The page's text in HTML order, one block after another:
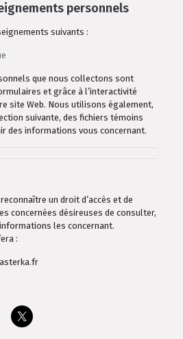
personnels
suivants :
que nous collectons sont
et grâce à l’interactivité
site Web. Nous utilisons également,
suivante, des fichiers témoins
des informations vous concernant.
un droit d’accès et de
concernées désireuses de consulter,
les concernant.
: